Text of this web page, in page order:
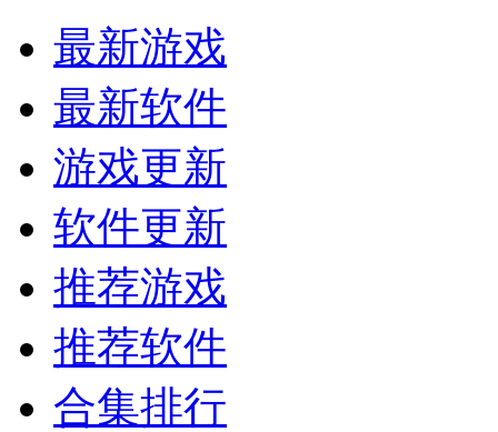
最新游戏
最新软件
游戏更新
软件更新
推荐游戏
推荐软件
合集排行